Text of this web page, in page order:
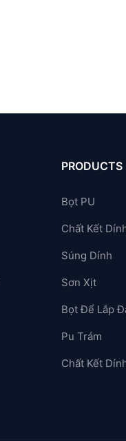
PRODUCTS
Bọt PU
Chất Kết
Súng Dính
Sơn Xịt
Bọt Để Lắp
Pu Trám
Chất Kết